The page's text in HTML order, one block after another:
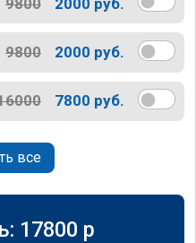
9800 2000 руб.
7800 руб.
все
17800 p